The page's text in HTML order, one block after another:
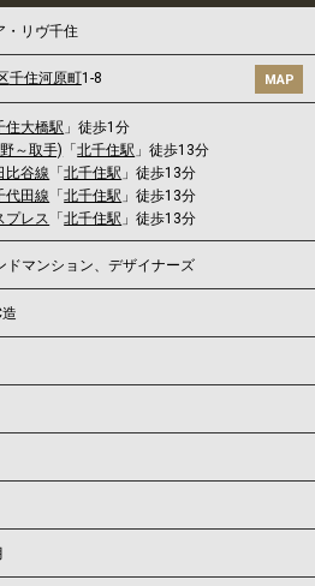
・リヴ千住
千住河原町1-8 MAP
住大橋駅 」徒歩1分
～取手) 「北千住駅 」徒歩13分
比谷線 「北千住駅 」徒歩13分
代田線 「北千住駅 」徒歩13分
プレス 「北千住駅 」徒歩13分
ドマンション、デザイナーズ